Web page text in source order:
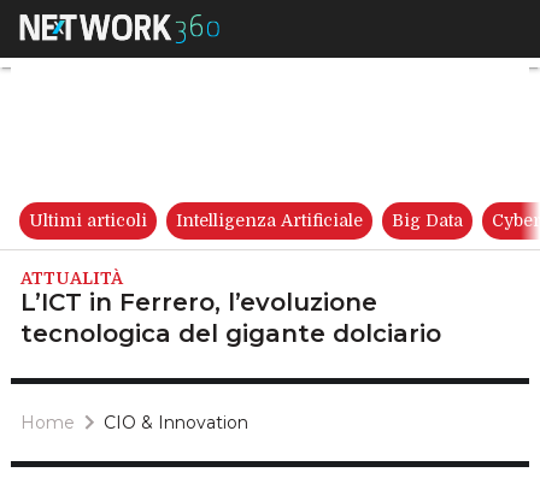
L’ICT in Ferrero,
Ultimi articoli Intelligenza Artificiale Big Data
ATTUALITÀ
L’ICT in Ferrero, l’evoluzione
tecnologica del gigante dolciario
Home CIO & Innovation